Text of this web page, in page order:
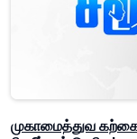
முகாமைத்துவ